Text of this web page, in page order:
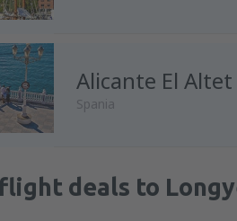
Alicante El Altet
Spania
deals to